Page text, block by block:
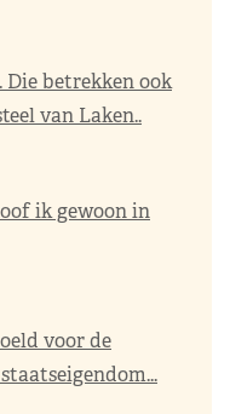
betrekken ook
van Laken..
ik gewoon in
voor de